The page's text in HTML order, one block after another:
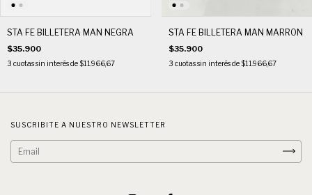
STA FE BILLETERA MAN NEGRA
$35.900
3 cuotas sin interés de$11.966,67
STA FE BILLETERA MAN MARRON
$35.900
3 cuotas sin interés de$11.966,67
SUSCRIBITE A NUESTRO NEWSLETTER